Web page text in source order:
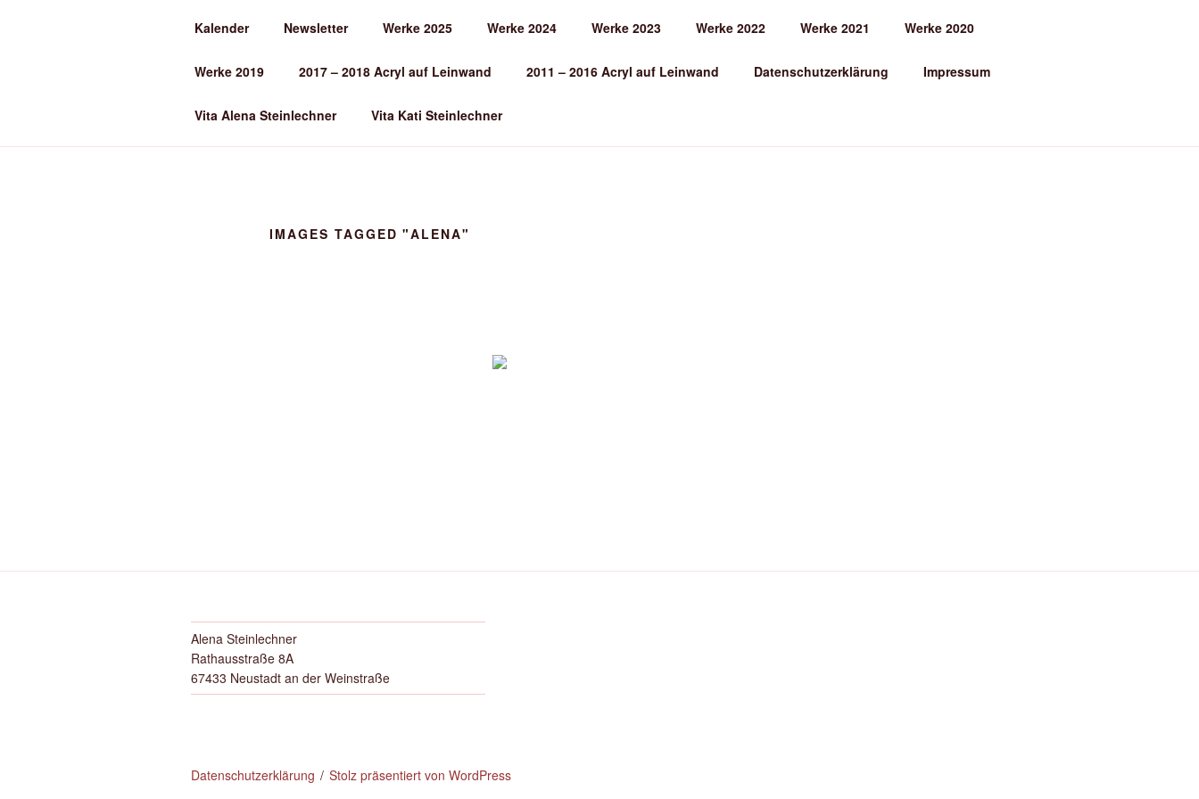
ALENA STEINLECHNER
Kalender Newsletter Werke 2025 Werke 2024 Werke 2023 Werke 2022 Werke 2021 Werke 2020
Werke 2019 2017 – 2018 Acryl auf Leinwand 2011 – 2016 Acryl auf Leinwand Datenschutzerklärung Impressum
Vita Alena Steinlechner Vita Kati Steinlechner
IMAGES TAGGED "ALENA"
Alena Steinlechner
Rathausstraße 8A
67433 Neustadt an der Weinstraße
Datenschutzerklärung Stolz präsentiert von WordPress